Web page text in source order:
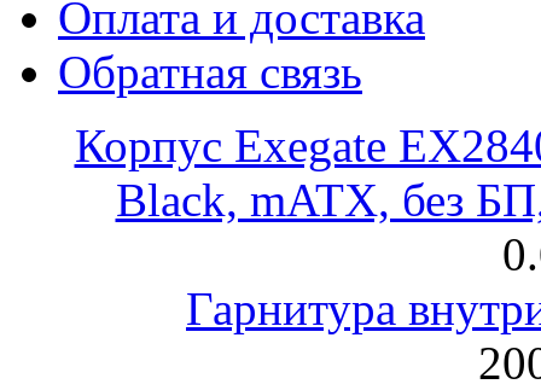
Оплата и доставка
Обратная связь
Корпус Exegate
Black, mATX, без
Гарнитура